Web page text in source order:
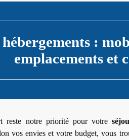
hébergements :
emplacements et
reste notre priorité pour votre
vos envies et votre budget, vous